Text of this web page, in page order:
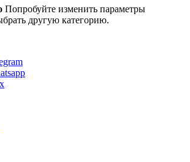
Попробуйте изменить параметры
другую категорию.